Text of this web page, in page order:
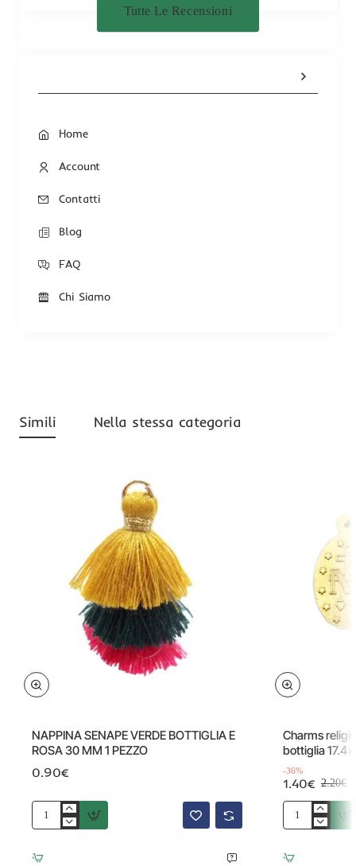
Tutte Le Recensioni
Home
Account
Contatti
Blog
FAQ
Chi Siamo
Simili Nella stessa categoria
NAPPINA SENAPE VERDE BOTTIGLIA E
ROSA 30 MM 1 PEZZO
0.90€
NAPPINA
VERDE
Charms
bottiglia
-36%
1.40€ 2.20€
Charms
oro